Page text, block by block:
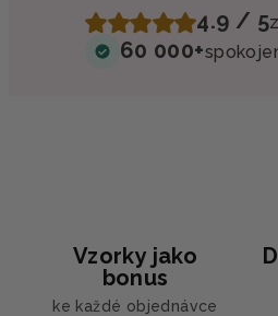
4.9 / 5
60 000+
Vzorky jako
bonus
ke každé objednávce